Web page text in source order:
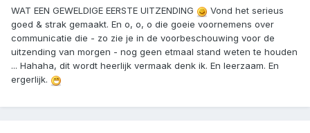
WAT EEN GEWELDIGE EERSTE UITZENDING
Vond het serieus
goed & strak gemaakt. En o, o, o die goeie voornemens over
communicatie die - zo zie je in de voorbeschouwing voor de
uitzending van morgen - nog geen etmaal stand weten te houden
... Hahaha, dit wordt heerlijk vermaak denk ik. En leerzaam. En
ergerlijk.